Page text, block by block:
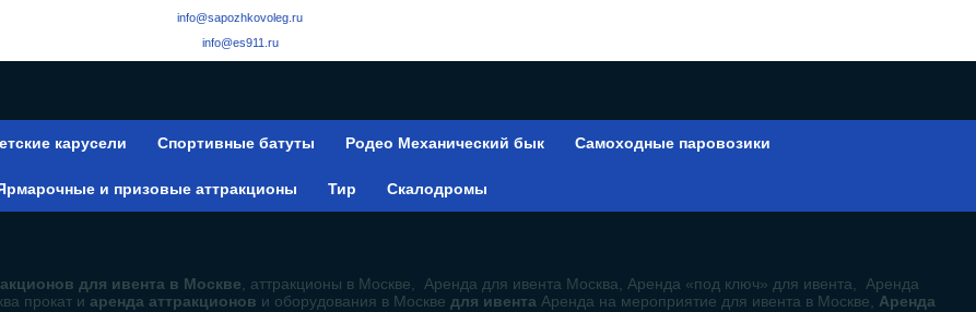
info@sapozhkovoleg.ru
info@es911.ru
карусели Спортивные батуты Родео Механический бык Самоходные паровозики
и призовые аттракционы Тир Скалодромы
для ивента в Москве , аттракционы в Москве, Аренда для ивента Москва, Аренда «под ключ» для ивента, Аренда
прокат и аренда аттракционов и оборудования в Москве для ивента Аренда на мероприятие для ивента в Москве, Аренда